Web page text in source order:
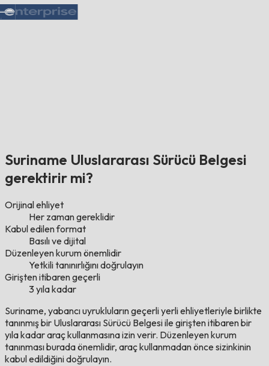
Suriname Uluslararası Sürücü Belgesi
gerektirir mi?
Orijinal ehliyet
Her zaman gereklidir
Kabul edilen format
Basılı ve dijital
Düzenleyen kurum önemlidir
Yetkili tanınırlığını doğrulayın
Girişten itibaren geçerli
3 yıla kadar
Suriname, yabancı uyrukluların geçerli yerli ehliyetleriyle birlikte
tanınmış bir Uluslararası Sürücü Belgesi ile girişten itibaren bir
yıla kadar araç kullanmasına izin verir. Düzenleyen kurum
tanınması burada önemlidir, araç kullanmadan önce sizinkinin
kabul edildiğini doğrulayın.